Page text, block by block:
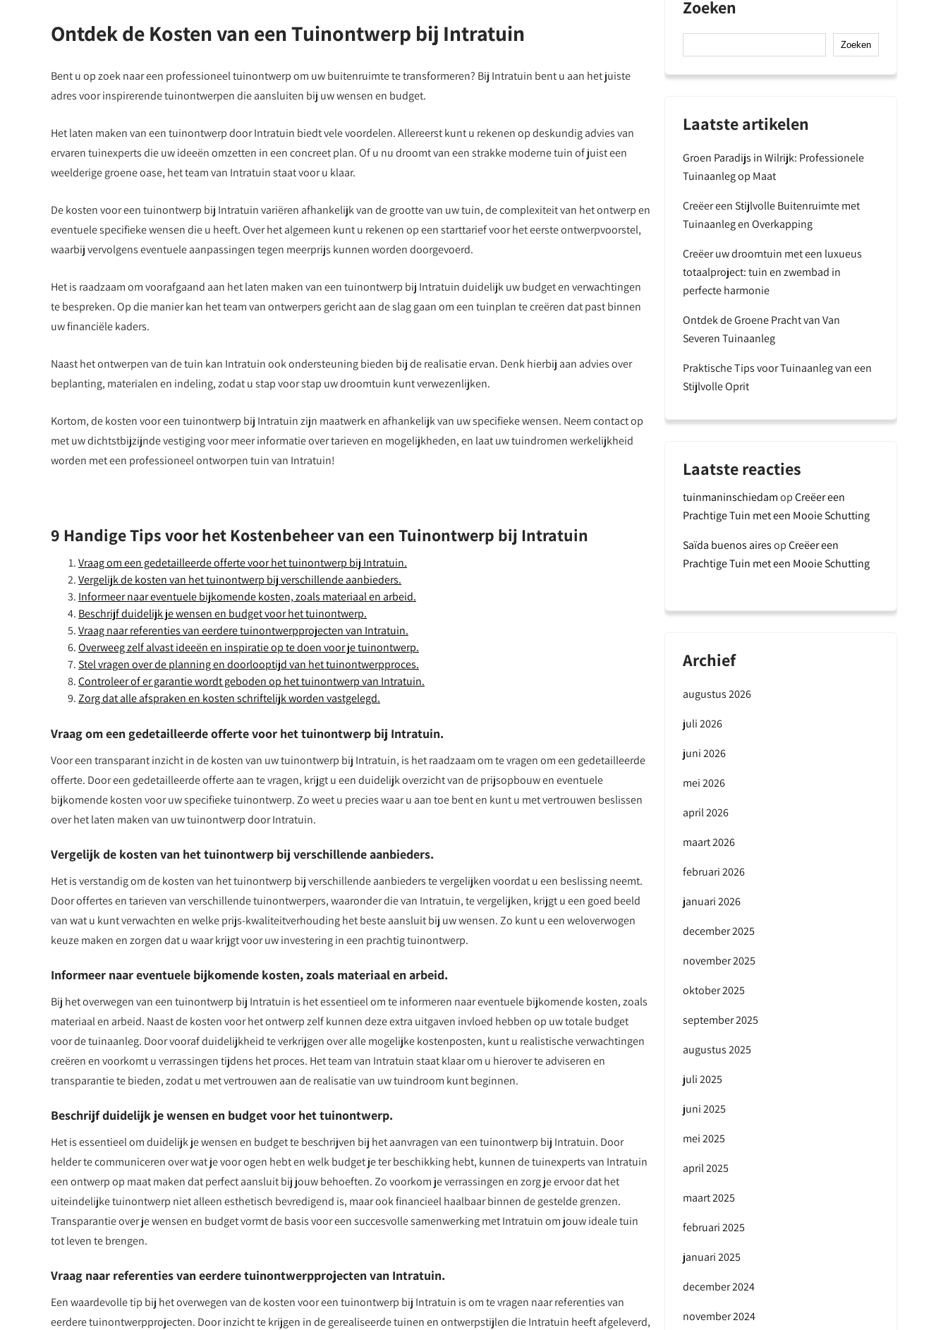
Ontdek de Kosten van een Tuinontwerp bij Intratuin
Bent u op zoek naar een professioneel tuinontwerp om uw buitenruimte te transformeren? Bij Intratuin bent u aan het juiste
adres voor inspirerende tuinontwerpen die aansluiten bij uw wensen en budget.
Het laten maken van een tuinontwerp door Intratuin biedt vele voordelen. Allereerst kunt u rekenen op deskundig advies van
ervaren tuinexperts die uw ideeën omzetten in een concreet plan. Of u nu droomt van een strakke moderne tuin of juist een
weelderige groene oase, het team van Intratuin staat voor u klaar.
De kosten voor een tuinontwerp bij Intratuin variëren afhankelijk van de grootte van uw tuin, de complexiteit van het ontwerp en
eventuele specifieke wensen die u heeft. Over het algemeen kunt u rekenen op een starttarief voor het eerste ontwerpvoorstel,
waarbij vervolgens eventuele aanpassingen tegen meerprijs kunnen worden doorgevoerd.
Het is raadzaam om voorafgaand aan het laten maken van een tuinontwerp bij Intratuin duidelijk uw budget en verwachtingen
te bespreken. Op die manier kan het team van ontwerpers gericht aan de slag gaan om een tuinplan te creëren dat past binnen
uw financiële kaders.
Naast het ontwerpen van de tuin kan Intratuin ook ondersteuning bieden bij de realisatie ervan. Denk hierbij aan advies over
beplanting, materialen en indeling, zodat u stap voor stap uw droomtuin kunt verwezenlijken.
Kortom, de kosten voor een tuinontwerp bij Intratuin zijn maatwerk en afhankelijk van uw specifieke wensen. Neem contact op
met uw dichtstbijzijnde vestiging voor meer informatie over tarieven en mogelijkheden, en laat uw tuindromen werkelijkheid
worden met een professioneel ontworpen tuin van Intratuin!
9 Handige Tips voor het Kostenbeheer van een Tuinontwerp bij Intratuin
Vraag om een gedetailleerde offerte voor het tuinontwerp bij Intratuin.
Vergelijk de kosten van het tuinontwerp bij verschillende aanbieders.
Informeer naar eventuele bijkomende kosten, zoals materiaal en arbeid.
Beschrijf duidelijk je wensen en budget voor het tuinontwerp.
Vraag naar referenties van eerdere tuinontwerpprojecten van Intratuin.
Overweeg zelf alvast ideeën en inspiratie op te doen voor je tuinontwerp.
Stel vragen over de planning en doorlooptijd van het tuinontwerpproces.
Controleer of er garantie wordt geboden op het tuinontwerp van Intratuin.
Zorg dat alle afspraken en kosten schriftelijk worden vastgelegd.
Vraag om een gedetailleerde offerte voor het tuinontwerp bij Intratuin.
Voor een transparant inzicht in de kosten van uw tuinontwerp bij Intratuin, is het raadzaam om te vragen om een gedetailleerde
offerte. Door een gedetailleerde offerte aan te vragen, krijgt u een duidelijk overzicht van de prijsopbouw en eventuele
bijkomende kosten voor uw specifieke tuinontwerp. Zo weet u precies waar u aan toe bent en kunt u met vertrouwen beslissen
over het laten maken van uw tuinontwerp door Intratuin.
Vergelijk de kosten van het tuinontwerp bij verschillende aanbieders.
Het is verstandig om de kosten van het tuinontwerp bij verschillende aanbieders te vergelijken voordat u een beslissing neemt.
Door offertes en tarieven van verschillende tuinontwerpers, waaronder die van Intratuin, te vergelijken, krijgt u een goed beeld
van wat u kunt verwachten en welke prijs-kwaliteitverhouding het beste aansluit bij uw wensen. Zo kunt u een weloverwogen
keuze maken en zorgen dat u waar krijgt voor uw investering in een prachtig tuinontwerp.
Informeer naar eventuele bijkomende kosten, zoals materiaal en arbeid.
Bij het overwegen van een tuinontwerp bij Intratuin is het essentieel om te informeren naar eventuele bijkomende kosten, zoals
materiaal en arbeid. Naast de kosten voor het ontwerp zelf kunnen deze extra uitgaven invloed hebben op uw totale budget
voor de tuinaanleg. Door vooraf duidelijkheid te verkrijgen over alle mogelijke kostenposten, kunt u realistische verwachtingen
creëren en voorkomt u verrassingen tijdens het proces. Het team van Intratuin staat klaar om u hierover te adviseren en
transparantie te bieden, zodat u met vertrouwen aan de realisatie van uw tuindroom kunt beginnen.
Beschrijf duidelijk je wensen en budget voor het tuinontwerp.
Het is essentieel om duidelijk je wensen en budget te beschrijven bij het aanvragen van een tuinontwerp bij Intratuin. Door
helder te communiceren over wat je voor ogen hebt en welk budget je ter beschikking hebt, kunnen de tuinexperts van Intratuin
een ontwerp op maat maken dat perfect aansluit bij jouw behoeften. Zo voorkom je verrassingen en zorg je ervoor dat het
uiteindelijke tuinontwerp niet alleen esthetisch bevredigend is, maar ook financieel haalbaar binnen de gestelde grenzen.
Transparantie over je wensen en budget vormt de basis voor een succesvolle samenwerking met Intratuin om jouw ideale tuin
tot leven te brengen.
Vraag naar referenties van eerdere tuinontwerpprojecten van Intratuin.
Een waardevolle tip bij het overwegen van de kosten voor een tuinontwerp bij Intratuin is om te vragen naar referenties van
eerdere tuinontwerpprojecten. Door inzicht te krijgen in de gerealiseerde tuinen en ontwerpstijlen die Intratuin heeft afgeleverd,
Zoeken
Zoeken
Laatste artikelen
Groen Paradijs in Wilrijk: Professionele
Tuinaanleg op Maat
Creëer een Stijlvolle Buitenruimte met
Tuinaanleg en Overkapping
Creëer uw droomtuin met een luxueus
totaalproject: tuin en zwembad in
perfecte harmonie
Ontdek de Groene Pracht van Van
Severen Tuinaanleg
Praktische Tips voor Tuinaanleg van een
Stijlvolle Oprit
Laatste reacties
tuinmaninschiedamopCreëer een
Prachtige Tuin met een Mooie Schutting
Saïda buenos airesopCreëer een
Prachtige Tuin met een Mooie Schutting
Archief
augustus 2026
juli 2026
juni 2026
mei 2026
april 2026
maart 2026
februari 2026
januari 2026
december 2025
november 2025
oktober 2025
september 2025
augustus 2025
juli 2025
juni 2025
mei 2025
april 2025
maart 2025
februari 2025
januari 2025
december 2024
november 2024